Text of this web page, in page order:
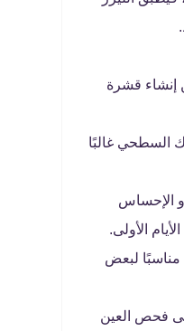
إنشاء قشرة
السطحي غالبًا
الإحساس
الأولى.
لبعض
على فحص العين